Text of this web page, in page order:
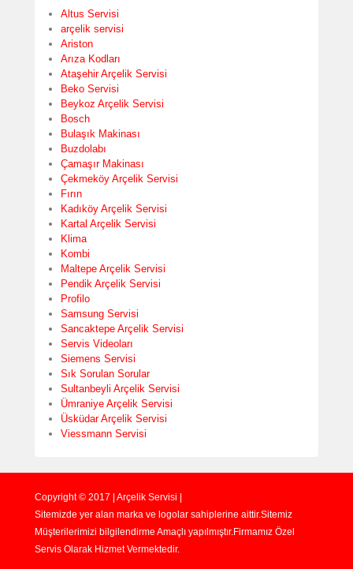
Altus Servisi
arçelik servisi
Ariston
Arıza Kodları
Ataşehir Arçelik Servisi
Beko Servisi
Beykoz Arçelik Servisi
Bosch
Bulaşık Makinası
Buzdolabı
Çamaşır Makinası
Çekmeköy Arçelik Servisi
Fırın
Kadıköy Arçelik Servisi
Kartal Arçelik Servisi
Klima
Kombi
Maltepe Arçelik Servisi
Pendik Arçelik Servisi
Profilo
Samsung Servisi
Sancaktepe Arçelik Servisi
Servis Videoları
Siemens Servisi
Sık Sorulan Sorular
Sultanbeyli Arçelik Servisi
Ümraniye Arçelik Servisi
Üsküdar Arçelik Servisi
Viessmann Servisi
Copyright © 2017 | Arçelik Servisi |
Sitemizde yer alan marka ve logolar sahiplerine aittir.Sitemiz
Müşterilerimizi bilgilendirme Amaçlı yapılmıştır.Firmamız Özel
Servis Olarak Hizmet Vermektedir.